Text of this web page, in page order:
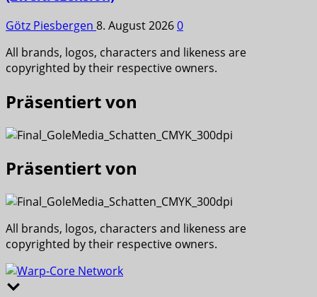
Götz Piesbergen 8. August 20260
All brands, logos, characters and likeness are
copyrighted by their respective owners.
Präsentiert von
Präsentiert von
All brands, logos, characters and likeness are
copyrighted by their respective owners.